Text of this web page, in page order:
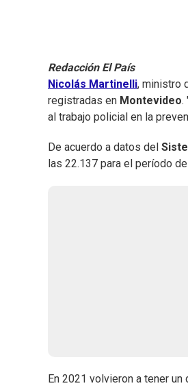
Redacción El País
Nicolás Martinelli, ministro
registradas en Montevideo.
al trabajo policial en la
De acuerdo a datos del
las 22.137 para el período
En 2021 volvieron a tener